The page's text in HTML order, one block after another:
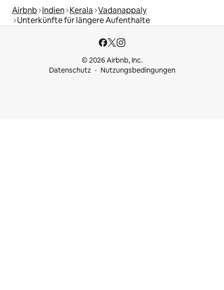
Airbnb Indien Kerala Vadanappaly
Unterkünfte für längere Aufenthalte
© 2026 Airbnb, Inc.
Datenschutz
Nutzungsbedingungen